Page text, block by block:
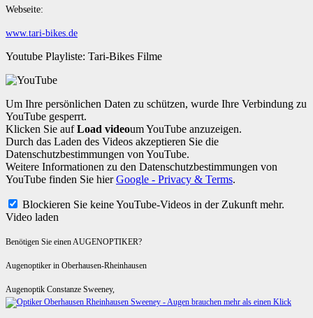
Webseite:
www.tari-bikes.de
Youtube Playliste: Tari-Bikes Filme
Um Ihre persönlichen Daten zu schützen, wurde Ihre Verbindung zu
YouTube gesperrt.
Klicken Sie aufLoad videoum YouTube anzuzeigen.
Durch das Laden des Videos akzeptieren Sie die
Datenschutzbestimmungen von YouTube.
Weitere Informationen zu den Datenschutzbestimmungen von
YouTube finden Sie hierGoogle - Privacy & Terms.
Blockieren Sie keine YouTube-Videos in der Zukunft mehr.
Video laden
Benötigen Sie einen AUGENOPTIKER?
Augenoptiker in Oberhausen-Rheinhausen
Augenoptik Constanze Sweeney,